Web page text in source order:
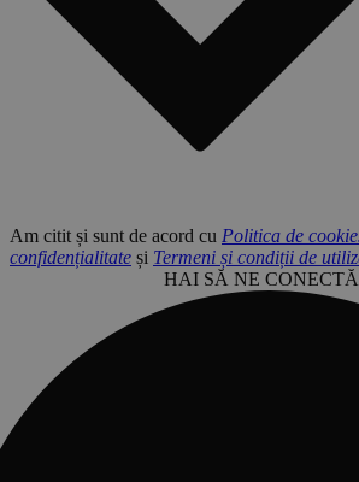
Am citit și sunt de acord cu Politica de
confidențialitate și Termeni și condiții de
HAI SĂ NE